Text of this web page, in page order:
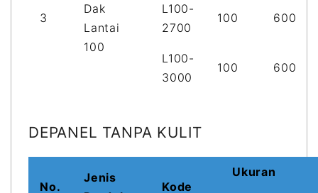
3
Dak
Lantai
100
L100-
2700
100 600
L100-
3000
100 600
DEPANEL TANPA KULIT
No.
Jenis
Kode
Ukuran